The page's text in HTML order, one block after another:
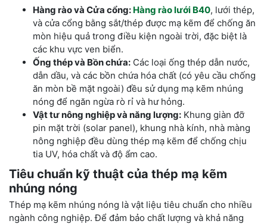
Hàng rào và Cửa cổng: Hàng rào lưới B40, lưới thép,
và cửa cổng bằng sắt/thép được mạ kẽm để chống ăn
mòn hiệu quả trong điều kiện ngoài trời, đặc biệt là
các khu vực ven biển.
Ống thép và Bồn chứa: Các loại ống thép dẫn nước,
dẫn dầu, và các bồn chứa hóa chất (có yêu cầu chống
ăn mòn bề mặt ngoài) đều sử dụng mạ kẽm nhúng
nóng để ngăn ngừa rò rỉ và hư hỏng.
Vật tư nông nghiệp và năng lượng: Khung giàn đỡ
pin mặt trời (solar panel), khung nhà kính, nhà màng
nông nghiệp đều dùng thép mạ kẽm để chống chịu
tia UV, hóa chất và độ ẩm cao.
Tiêu chuẩn kỹ thuật của thép mạ kẽm
nhúng nóng
Thép mạ kẽm nhúng nóng là vật liệu tiêu chuẩn cho nhiều
ngành công nghiệp. Để đảm bảo chất lượng và khả năng